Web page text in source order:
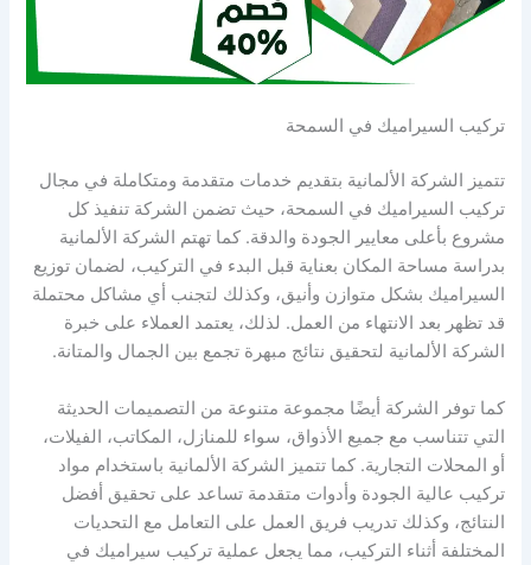
تركيب السيراميك في السمحة
تتميز الشركة الألمانية بتقديم خدمات متقدمة ومتكاملة في مجال
تركيب السيراميك في السمحة، حيث تضمن الشركة تنفيذ كل
مشروع بأعلى معايير الجودة والدقة. كما تهتم الشركة الألمانية
بدراسة مساحة المكان بعناية قبل البدء في التركيب، لضمان توزيع
السيراميك بشكل متوازن وأنيق، وكذلك لتجنب أي مشاكل محتملة
قد تظهر بعد الانتهاء من العمل. لذلك، يعتمد العملاء على خبرة
الشركة الألمانية لتحقيق نتائج مبهرة تجمع بين الجمال والمتانة.
كما توفر الشركة أيضًا مجموعة متنوعة من التصميمات الحديثة
التي تتناسب مع جميع الأذواق، سواء للمنازل، المكاتب، الفيلات،
أو المحلات التجارية. كما تتميز الشركة الألمانية باستخدام مواد
تركيب عالية الجودة وأدوات متقدمة تساعد على تحقيق أفضل
النتائج، وكذلك تدريب فريق العمل على التعامل مع التحديات
المختلفة أثناء التركيب، مما يجعل عملية تركيب سيراميك في